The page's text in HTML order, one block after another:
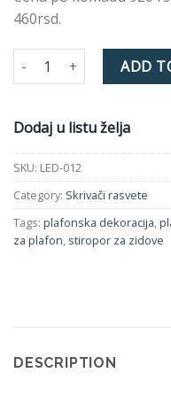
460rsd.
SKRIVAČ RASVETE LED-
ADD
Dodaj u listu želja
SKU: LED-012
Category: Skrivači rasvete
Tags: plafonska dekoracija,
za plafon, stiropor za zidove
DESCRIPTION